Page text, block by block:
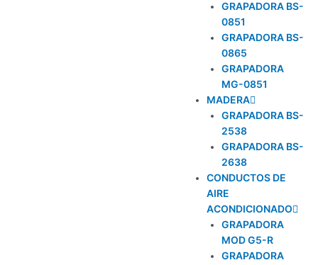
GRAPADORA BS-
0851
GRAPADORA BS-
0865
GRAPADORA
MG-0851
MADERA
GRAPADORA BS-
2538
GRAPADORA BS-
2638
CONDUCTOS DE
AIRE
ACONDICIONADO
GRAPADORA
MOD G5-R
GRAPADORA